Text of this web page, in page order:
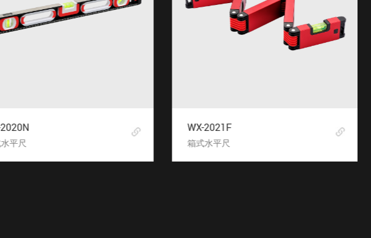
平尺
WX-2021F
箱式水平尺